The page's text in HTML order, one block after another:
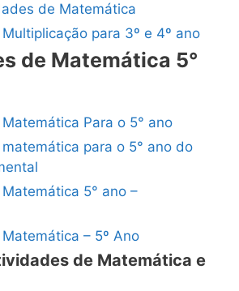
de Matemática
para 3º e 4º ano
de Matemática 5°
Para o 5° ano
para o 5° ano do
5° ano –
– 5º Ano
de Matemática e